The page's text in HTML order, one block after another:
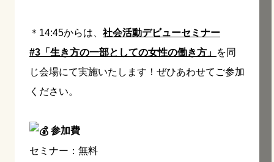
＊14:45からは、 社会活動デビューセミナー
#3「生き方の一部としての女性の働き方」 を同
じ会場にて実施いたします！ぜひあわせてご参加
ください。
参加費
セミナー：無料